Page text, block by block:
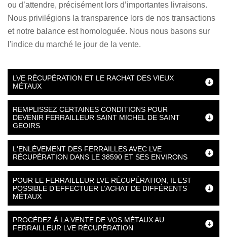
ou d’attendre, précisément lors d’importantes livraisons.
Nous privilégions la transparence lors de nos transactions
et notre balance est homologuée. Nous nous basons sur
l'indice du marché le jour de la vente.
LVE RÉCUPÉRATION ET LE RACHAT DES VIEUX
MÉTAUX
REMPLISSEZ CERTAINES CONDITIONS POUR
DEVENIR FERRAILLEUR SAINT MICHEL DE SAINT
GEOIRS
L'ENLÈVEMENT DES FERRAILLES AVEC LVE
RÉCUPÉRATION DANS LE 38590 ET SES ENVIRONS
POUR LE FERRAILLEUR LVE RÉCUPÉRATION, IL EST
POSSIBLE D’EFFECTUER L’ACHAT DE DIFFÉRENTS
MÉTAUX
PROCÉDEZ À LA VENTE DE VOS MÉTAUX AU
FERRAILLEUR LVE RÉCUPÉRATION